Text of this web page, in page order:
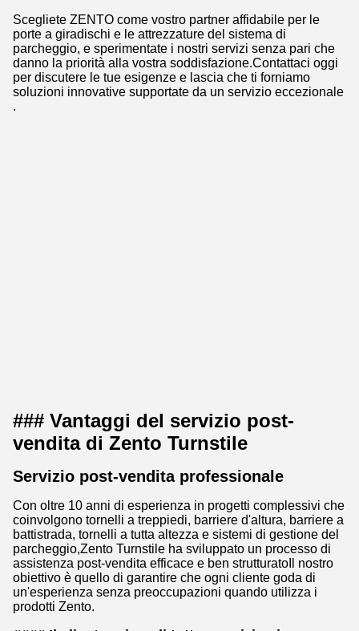
Scegliete ZENTO come vostro partner affidabile per le
porte a giradischi e le attrezzature del sistema di
parcheggio, e sperimentate i nostri servizi senza pari che
danno la priorità alla vostra soddisfazione.Contattaci oggi
per discutere le tue esigenze e lascia che ti forniamo
soluzioni innovative supportate da un servizio eccezionale
.
### Vantaggi del servizio post-
vendita di Zento Turnstile
Servizio post-vendita professionale
Con oltre 10 anni di esperienza in progetti complessivi che
coinvolgono tornelli a treppiedi, barriere d'altura, barriere a
battistrada, tornelli a tutta altezza e sistemi di gestione del
parcheggio,Zento Turnstile ha sviluppato un processo di
assistenza post-vendita efficace e ben strutturatoIl nostro
obiettivo è quello di garantire che ogni cliente goda di
un'esperienza senza preoccupazioni quando utilizza i
prodotti Zento.